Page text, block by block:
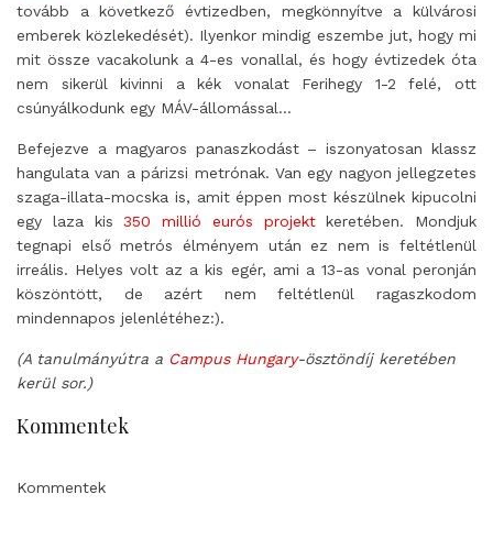
tovább a következő évtizedben, megkönnyítve a külvárosi
emberek közlekedését). Ilyenkor mindig eszembe jut, hogy mi
mit össze vacakolunk a 4-es vonallal, és hogy évtizedek óta
nem sikerül kivinni a kék vonalat Ferihegy 1-2 felé, ott
csúnyálkodunk egy MÁV-állomással…
Befejezve a magyaros panaszkodást – iszonyatosan klassz
hangulata van a párizsi metrónak. Van egy nagyon jellegzetes
szaga-illata-mocska is, amit éppen most készülnek kipucolni
egy laza kis350 millió eurós projektkeretében. Mondjuk
tegnapi első metrós élményem után ez nem is feltétlenül
irreális. Helyes volt az a kis egér, ami a 13-as vonal peronján
köszöntött, de azért nem feltétlenül ragaszkodom
mindennapos jelenlétéhez:).
(A tanulmányútra a Campus Hungary-ösztöndíj keretében
kerül sor.)
Kommentek
Kommentek